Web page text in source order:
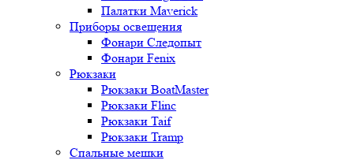
Палатки Maverick
Приборы освещения
Фонари Следопыт
Фонари Fenix
Рюкзаки
Рюкзаки BoatMaster
Рюкзаки Flinc
Рюкзаки Taif
Рюкзаки Tramp
Спальные мешки